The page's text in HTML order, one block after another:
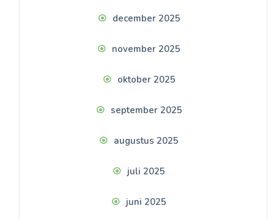
december 2025
november 2025
oktober 2025
september 2025
augustus 2025
juli 2025
juni 2025